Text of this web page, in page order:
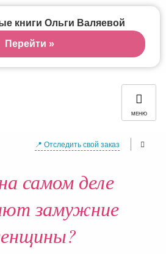
МЕНЮ
📍 Отследить свой заказ
самом деле
замужние
книги Ольги Валяевой
Перейти »